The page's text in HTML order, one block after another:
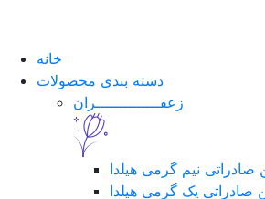
خانه
دسته بندی محصولات
زعفــــــــــــــران
نیم گرمی هیلدا
صادراتی یک گرمی هیلدا